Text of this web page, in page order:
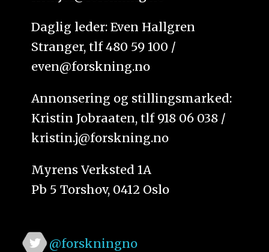
Daglig leder: Even Hallgren
Stranger, tlf 480 59 100 /
even@forskning.no
Annonsering og stillingsmarked:
Kristin Jobraaten, tlf 918 06 038 /
kristin.j@forskning.no
Myrens Verksted 1A
Pb 5 Torshov, 0412 Oslo
@forskningno